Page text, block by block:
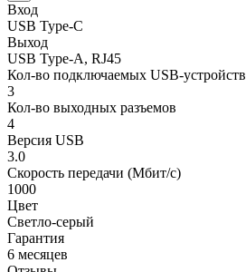
Вход
USB Type-C
Выход
USB Type-A, RJ45
Кол-во подключаемых USB-устройств
3
Кол-во выходных разъемов
4
Версия USB
3.0
Скорость передачи (Мбит/с)
1000
Цвет
Светло-серый
Гарантия
6 месяцев